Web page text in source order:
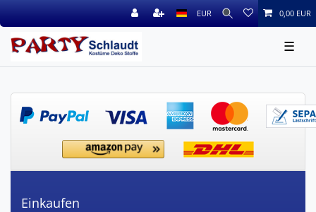
EUR 0,00 EUR
☰
Einkaufen